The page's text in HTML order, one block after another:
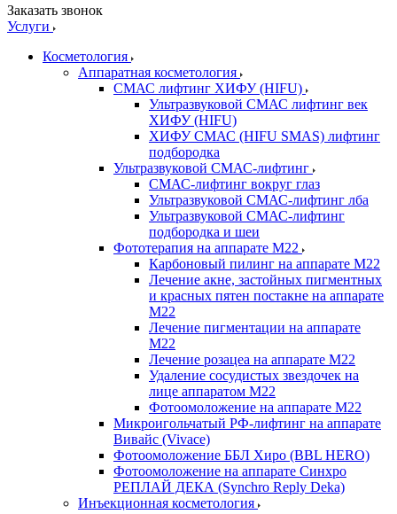
Заказать звонок
Услуги
Косметология
Аппаратная косметология
СМАС лифтинг ХИФУ (HIFU)
Ультразвуковой СМАС лифтинг век
ХИФУ (HIFU)
ХИФУ СМАС (HIFU SMAS) лифтинг
подбородка
Ультразвуковой СМАС-лифтинг
СМАС-лифтинг вокруг глаз
Ультразвуковой СМАС-лифтинг лба
Ультразвуковой СМАС-лифтинг
подбородка и шеи
Фототерапия на аппарате M22
Карбоновый пилинг на аппарате М22
Лечение акне, застойных пигментных
и красных пятен постакне на аппарате
М22
Лечение пигментации на аппарате
М22
Лечение розацеа на аппарате М22
Удаление сосудистых звездочек на
лице аппаратом М22
Фотоомоложение на аппарате М22
Микроигольчатый РФ-лифтинг на аппарате
Вивайс (Vivace)
Фотоомоложение ББЛ Хиро (BBL HERO)
Фотоомоложение на аппарате Синхро
РЕПЛАЙ ДЕКА (Synchro Reply Deka)
Инъекционная косметология